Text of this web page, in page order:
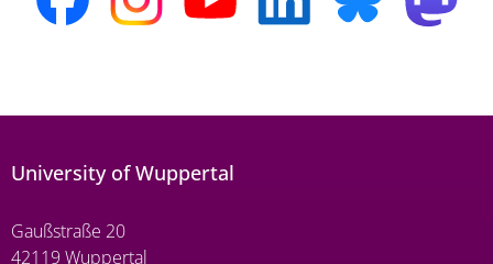
University of Wuppertal
Gaußstraße 20
42119 Wuppertal